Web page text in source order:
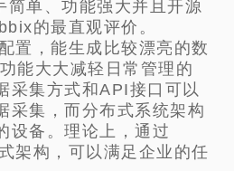
简单、功能强大并且开源
的最直观评价。
置，能生成比较漂亮的数
能大大减轻日常管理的
采集方式和API接口可以
采集，而分布式系统架构
设备。理论上，通过
架构，可以满足企业的任